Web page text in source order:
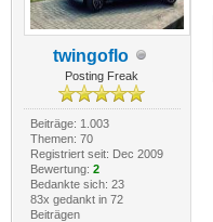
twingoflo
Posting Freak
Beiträge: 1.003
Themen: 70
Registriert seit: Dec 2009
Bewertung: 2
Bedankte sich: 23
83x gedankt in 72
Beiträgen